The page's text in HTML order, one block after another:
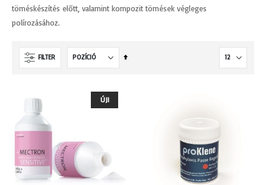
töméskészítés előtt, valamint kompozit tömések végleges
polírozásához.
FILTER
Csökkenő
ÚJ!